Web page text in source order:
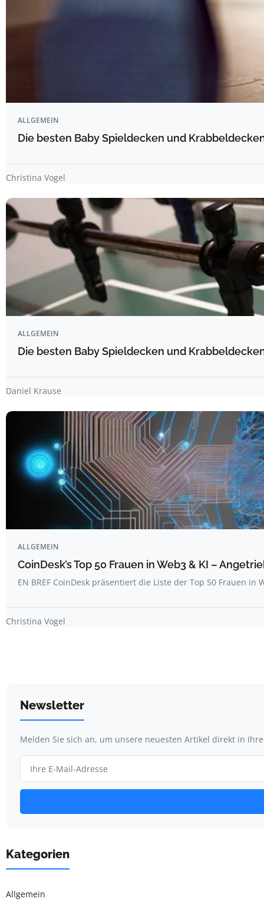
ALLGEMEIN
Die besten Baby Spieldecken und
Christina Vogel
ALLGEMEIN
Die besten Baby Spieldecken und
Daniel Krause
ALLGEMEIN
CoinDesk’s Top 50 Frauen in Web3 & KI –
EN BREF CoinDesk präsentiert die Liste der Top 50 Frauen in
Christina Vogel
Newsletter
Melden Sie sich an, um unsere neuesten Artikel direkt in
Kategorien
Allgemein